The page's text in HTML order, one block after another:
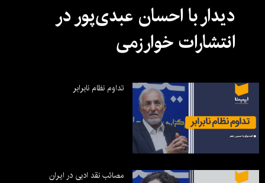
دیدار با احسان عبدی‌پور در
انتشارات خوارزمی
تداوم نظام نابرابر
مصائب نقد ادبی در ایران